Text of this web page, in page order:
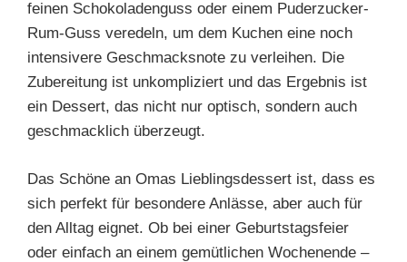
feinen Schokoladenguss oder einem Puderzucker-
Rum-Guss veredeln, um dem Kuchen eine noch
intensivere Geschmacksnote zu verleihen. Die
Zubereitung ist unkompliziert und das Ergebnis ist
ein Dessert, das nicht nur optisch, sondern auch
geschmacklich überzeugt.
Das Schöne an Omas Lieblingsdessert ist, dass es
sich perfekt für besondere Anlässe, aber auch für
den Alltag eignet. Ob bei einer Geburtstagsfeier
oder einfach an einem gemütlichen Wochenende –